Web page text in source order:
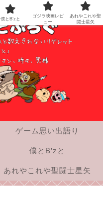
ゲーム思い出語り
僕とB’zと
あれやこれや聖闘士星矢
僕とB’zと
ゴジラ映画レビ
ュー
あれやこれや聖
闘士星矢